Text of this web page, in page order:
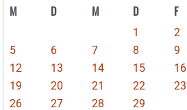
M D M D F
1 2
5
6 7 8 9
12
13 14 15 16
19
20 21 22 23
26
27 28
29